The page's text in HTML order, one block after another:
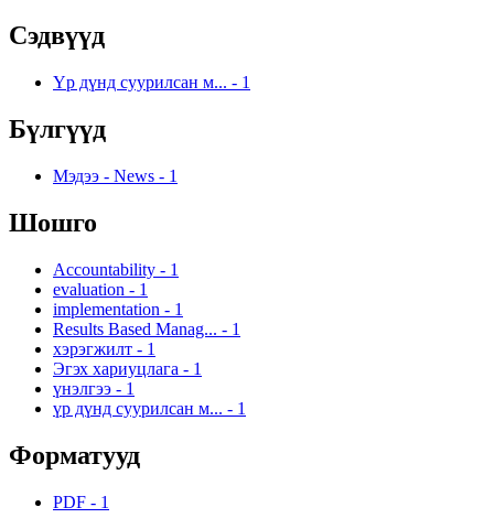
Сэдвүүд
Үр дүнд суурилсан м... - 1
Бүлгүүд
Мэдээ - News - 1
Шошго
Accountability - 1
evaluation - 1
implementation - 1
Results Based Manag... - 1
хэрэгжилт - 1
Эгэх хариуцлага - 1
үнэлгээ - 1
үр дүнд суурилсан м... - 1
Форматууд
PDF - 1